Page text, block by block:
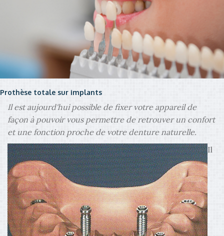
Prothèse totale sur implants
Il est aujourd'hui possible de fixer votre appareil de
façon à pouvoir vous permettre de retrouver un confort
et une fonction proche de votre denture naturelle.
Il